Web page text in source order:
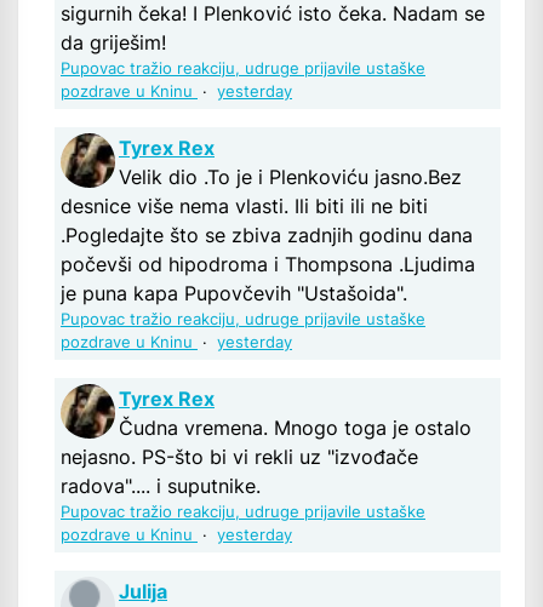
sigurnih čeka! I Plenković isto čeka. Nadam se
da griješim!
Pupovac tražio reakciju, udruge prijavile ustaške
pozdrave u Kninu
· yesterday
Tyrex Rex
Velik dio .To je i Plenkoviću jasno.Bez
desnice više nema vlasti. Ili biti ili ne biti
.Pogledajte što se zbiva zadnjih godinu dana
počevši od hipodroma i Thompsona .Ljudima
je puna kapa Pupovčevih "Ustašoida".
Pupovac tražio reakciju, udruge prijavile ustaške
pozdrave u Kninu
· yesterday
Tyrex Rex
Čudna vremena. Mnogo toga je ostalo
nejasno. PS-što bi vi rekli uz "izvođače
radova".... i suputnike.
Pupovac tražio reakciju, udruge prijavile ustaške
pozdrave u Kninu
· yesterday
Julija